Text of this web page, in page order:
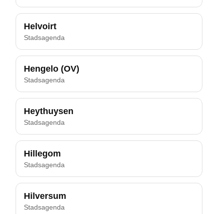
Helvoirt
Stadsagenda
Hengelo (OV)
Stadsagenda
Heythuysen
Stadsagenda
Hillegom
Stadsagenda
Hilversum
Stadsagenda